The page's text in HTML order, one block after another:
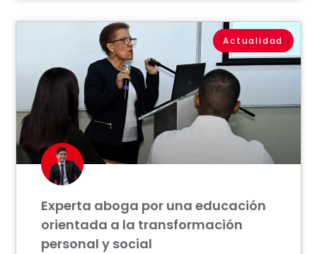
Actualidad
Experta aboga por una educación
orientada a la transformación
personal y social